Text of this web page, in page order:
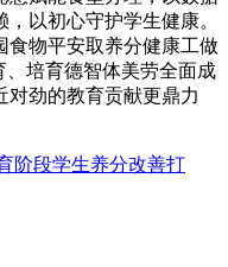
以初心守护学生健康。
食物平安取养分健康工做
、培育德智体美劳全面成
对劲的教育贡献更鼎力
阶段学生养分改善打